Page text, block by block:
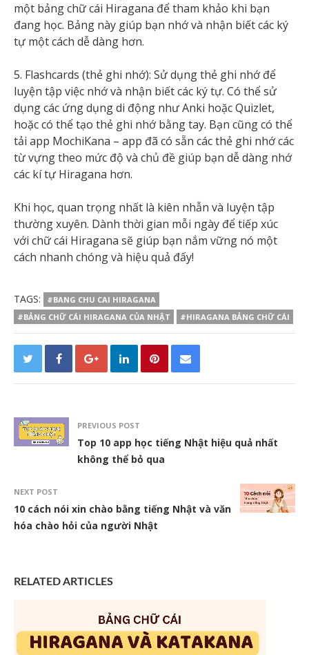
một bảng chữ cái Hiragana để tham khảo khi bạn
đang học. Bảng này giúp bạn nhớ và nhận biết các ký
tự một cách dễ dàng hơn.
5. Flashcards (thẻ ghi nhớ): Sử dụng thẻ ghi nhớ để
luyện tập việc nhớ và nhận biết các ký tự. Có thể sử
dụng các ứng dụng di động như Anki hoặc Quizlet,
hoặc có thể tạo thẻ ghi nhớ bằng tay. Bạn cũng có thể
tải app MochiKana – app đã có sẵn các thẻ ghi nhớ các
từ vựng theo mức độ và chủ đề giúp bạn dễ dàng nhớ
các kí tự Hiragana hơn.
Khi học, quan trọng nhất là kiên nhẫn và luyện tập
thường xuyên. Dành thời gian mỗi ngày để tiếp xúc
với chữ cái Hiragana sẽ giúp bạn nắm vững nó một
cách nhanh chóng và hiệu quả đấy!
TAGS:
#BANG CHU CAI HIRAGANA
#BẢNG CHỮ CÁI HIRAGANA CỦA NHẬT
#HIRAGANA BẢNG CHỮ CÁI
PREVIOUS POST
Top 10 app học tiếng Nhật hiệu quả nhất
không thể bỏ qua
NEXT POST
10 cách nói xin chào bằng tiếng Nhật và văn
hóa chào hỏi của người Nhật
RELATED ARTICLES